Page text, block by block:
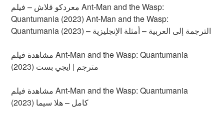
معردكو قلاش – فيلم Ant-Man and the Wasp:
Quantumania (2023) Ant-Man and the Wasp:
Quantumania (2023) – الترجمة إلى العربية – أمثلة الإنجليزية
مشاهدة فيلم Ant-Man and the Wasp: Quantumania
(2023) مترجم | ايجي بست
مشاهدة فيلم Ant-Man and the Wasp: Quantumania
(2023) كامل – هلا سيما